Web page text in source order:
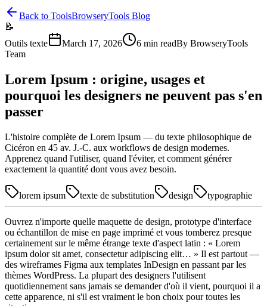
Back to ToolsBrowseryTools Blog
📝
Outils texte
March 17, 2026 6 min readBy BrowseryTools
Team
Lorem Ipsum : origine, usages et
pourquoi les designers ne peuvent pas s'en
passer
L'histoire complète de Lorem Ipsum — du texte philosophique de
Cicéron en 45 av. J.-C. aux workflows de design modernes.
Apprenez quand l'utiliser, quand l'éviter, et comment générer
exactement la quantité dont vous avez besoin.
lorem ipsum texte de substitution design typographie
Ouvrez n'importe quelle maquette de design, prototype d'interface
ou échantillon de mise en page imprimé et vous tomberez presque
certainement sur le même étrange texte d'aspect latin : « Lorem
ipsum dolor sit amet, consectetur adipiscing elit… » Il est partout —
des wireframes Figma aux templates InDesign en passant par les
thèmes WordPress. La plupart des designers l'utilisent
quotidiennement sans jamais se demander d'où il vient, pourquoi il a
cette apparence, ni s'il est vraiment le bon choix pour toutes les